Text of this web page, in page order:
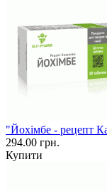
"Йохімбе - рецепт
294.00 грн.
Купити